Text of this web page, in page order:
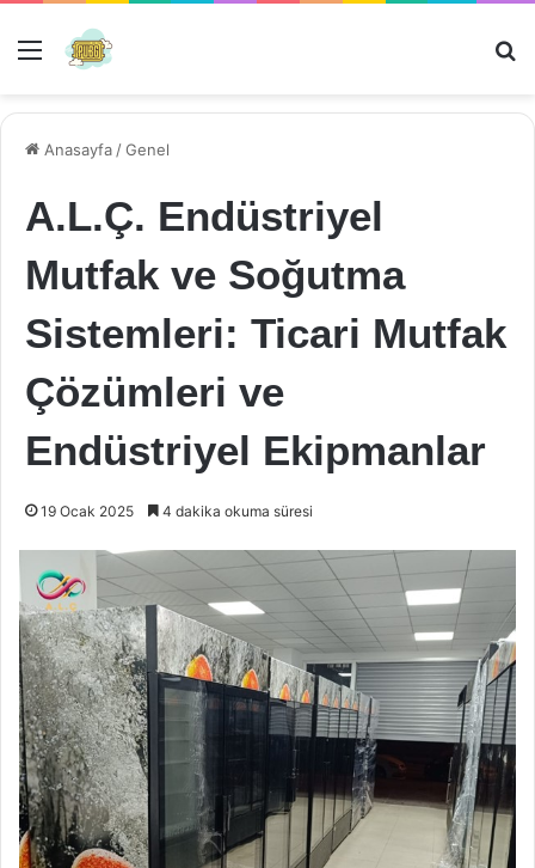
Menü
Anasayfa /Genel
A.L.Ç. Endüstriyel
Mutfak ve Soğutma
Sistemleri: Ticari Mutfak
Çözümleri ve
Endüstriyel Ekipmanlar
19 Ocak 2025 4 dakika okuma süresi